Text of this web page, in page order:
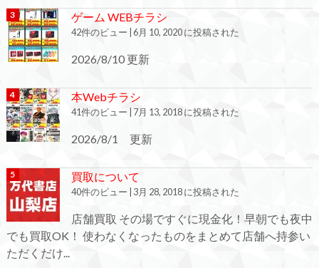
ゲーム WEBチラシ
42件のビュー 6月 10, 2020 に投稿された
2026/8/10 更新
本Webチラシ
41件のビュー 7月 13, 2018 に投稿された
2026/8/1 更新
買取について
40件のビュー 3月 28, 2018 に投稿された
店舗買取 その場ですぐに現金化！早朝でも夜中
でも買取OK！ 使わなくなったものをまとめて店舗へ持参い
ただくだけ...